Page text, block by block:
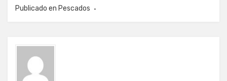
Publicado en Pescados